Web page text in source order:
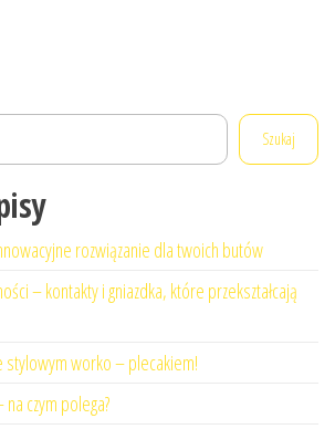
Szukaj
rozwiązanie dla twoich butów
– kontakty i gniazdka, które przekształcają
stylowym worko – plecakiem!
czym polega?